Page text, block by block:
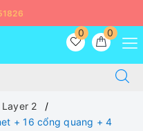
0
0
2
+ 16 cổng quang + 4